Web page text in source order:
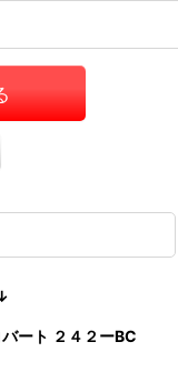
ート ２４２ーBC